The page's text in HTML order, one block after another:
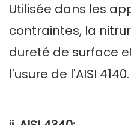
Utilisée dans les
contraintes, la
dureté de surface
l'usure de l'AISI 4140.